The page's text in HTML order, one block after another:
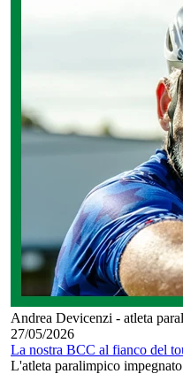
Andrea Devicenzi - atleta
27/05/2026
La nostra BCC al fianco del
L'atleta paralimpico